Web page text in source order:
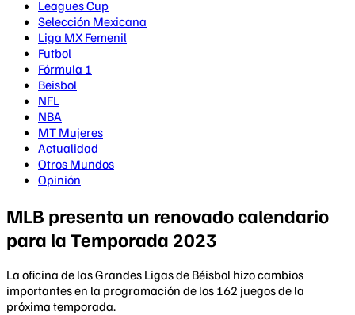
Leagues Cup
Selección Mexicana
Liga MX Femenil
Futbol
Fórmula 1
Beisbol
NFL
NBA
MT Mujeres
Actualidad
Otros Mundos
Opinión
MLB presenta un renovado calendario
para la Temporada 2023
La oficina de las Grandes Ligas de Béisbol hizo cambios
importantes en la programación de los 162 juegos de la
próxima temporada.